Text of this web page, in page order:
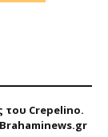
του Crepelino.